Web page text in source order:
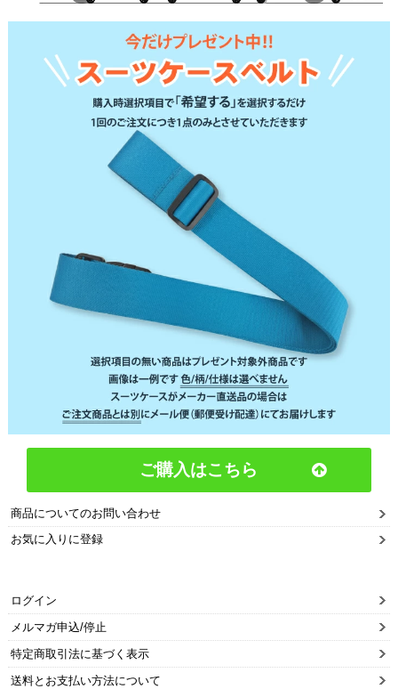
ご購入はこちら
商品についてのお問い合わせ
お気に入りに登録
ログイン
メルマガ申込/停止
特定商取引法に基づく表示
送料とお支払い方法について